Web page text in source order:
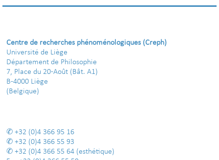
Centre de recherches phénoménologiques (Creph)
Université de Liège
Département de Philosophie
7, Place du 20-Août (Bât. A1)
B-4000 Liège
(Belgique)
+32 (0)4 366 95 16
+32 (0)4 366 55 93
+32 (0)4 366 55 64 (esthétique)